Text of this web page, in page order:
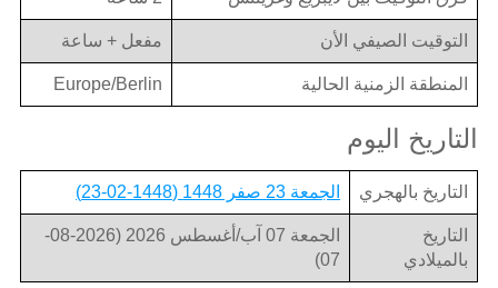
التوقيت الصيفي الأن مفعل + ساعة
المنطقة الزمنية الحالية Europe/Berlin
التاريخ اليوم
التاريخ بالهجري الجمعة 23 صفر 1448 (1448-02-23)
التاريخ
بالميلادي
الجمعة 07 آب/أغسطس 2026 (2026-08-
07)